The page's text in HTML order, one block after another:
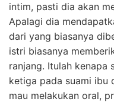
intim, pasti dia akan
Apalagi dia
dari yang biasanya
istri biasanya
ranjang. Itulah kenapa
ketiga pada suami ibu
mau melakukan oral,